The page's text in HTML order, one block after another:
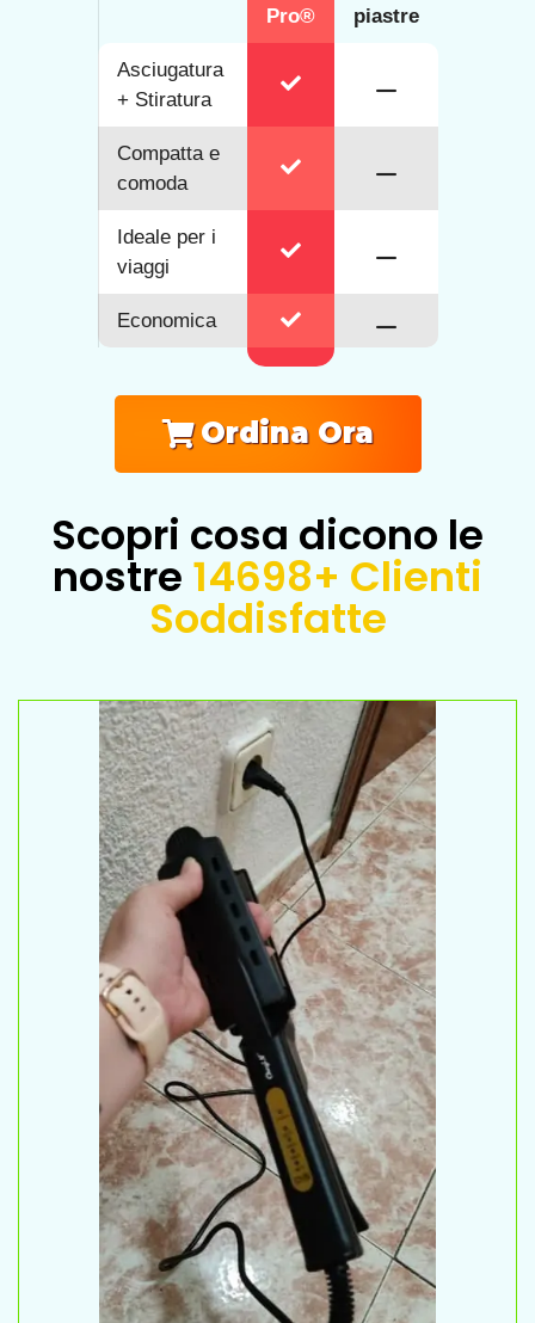
Pro®
piastre
Asciugatura
+ Stiratura
Compatta e
comoda
Ideale per i
viaggi
Economica
Ordina Ora
Scopri cosa dicono le
nostre 14698+ Clienti
Soddisfatte